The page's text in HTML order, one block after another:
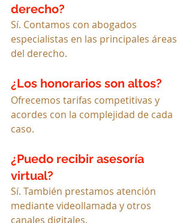
derecho?
Sí. Contamos con abogados
especialistas en las principales áreas
del derecho.
¿Los honorarios son altos?
Ofrecemos tarifas competitivas y
acordes con la complejidad de cada
caso.
¿Puedo recibir asesoría
virtual?
Sí. También prestamos atención
mediante videollamada y otros
canales digitales.